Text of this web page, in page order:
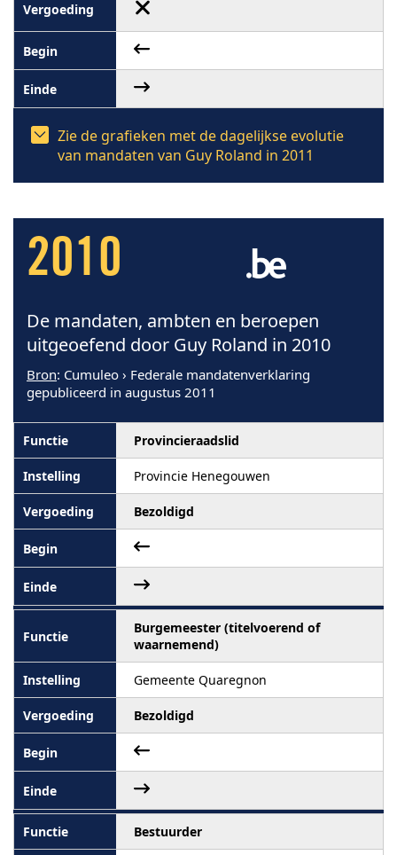
Zie de grafieken met de dagelijkse evolutie
van mandaten van Guy Roland in 2011
2010
De mandaten, ambten en beroepen
uitgeoefend door Guy Roland in 2010
Bron: Cumuleo › Federale mandatenverklaring
gepubliceerd in augustus 2011
Provincieraadslid
Provincie Henegouwen
Bezoldigd
Burgemeester (titelvoerend of
waarnemend)
Gemeente Quaregnon
Bezoldigd
Bestuurder